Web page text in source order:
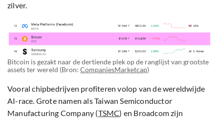
zilver.
Bitcoin is gezakt naar de dertiende plek op de ranglijst van grootste
assets ter wereld (Bron: CompaniesMarketcap)
Vooral chipbedrijven profiteren volop van de wereldwijde
AI-race. Grote namen als Taiwan Semiconductor
Manufacturing Company (TSMC) en Broadcom zijn